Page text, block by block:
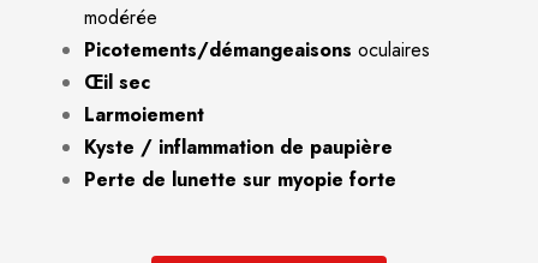
modérée
Picotements/démangeaisons oculaires
Œil sec
Larmoiement
Kyste / inflammation de paupière
Perte de lunette sur myopie forte